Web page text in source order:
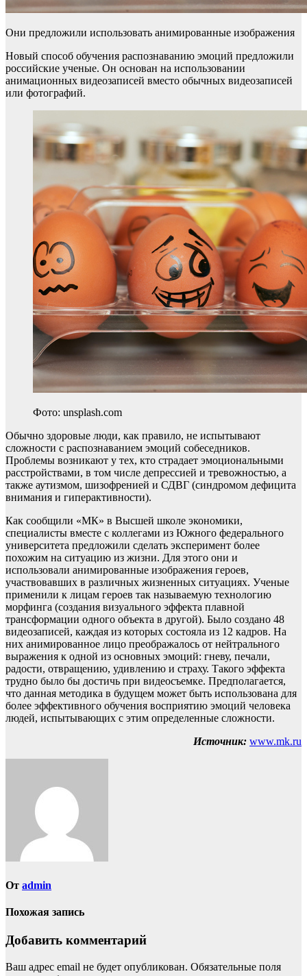
Они предложили использовать анимированные изображения
Новый способ обучения распознаванию эмоций предложили
российские ученые. Он основан на использовании
анимационных видеозаписей вместо обычных видеозаписей
или фотографий.
Фото: unsplash.com
Обычно здоровые люди, как правило, не испытывают
сложности с распознаванием эмоций собеседников.
Проблемы возникают у тех, кто страдает эмоциональными
расстройствами, в том числе депрессией и тревожностью, а
также аутизмом, шизофренией и СДВГ (синдромом дефицита
внимания и гиперактивности).
Как сообщили «МК» в Высшей школе экономики,
специалисты вместе с коллегами из Южного федерального
университета предложили сделать эксперимент более
похожим на ситуацию из жизни. Для этого они и
использовали анимированные изображения героев,
участвовавших в различных жизненных ситуациях. Ученые
применили к лицам героев так называемую технологию
морфинга (создания визуального эффекта плавной
трансформации одного объекта в другой). Было создано 48
видеозаписей, каждая из которых состояла из 12 кадров. На
них анимированное лицо преображалось от нейтрального
выражения к одной из основных эмоций: гневу, печали,
радости, отвращению, удивлению и страху. Такого эффекта
трудно было бы достичь при видеосъемке. Предполагается,
что данная методика в будущем может быть использована для
более эффективного обучения восприятию эмоций человека
людей, испытывающих с этим определенные сложности.
Источник: www.mk.ru
От admin
Похожая запись
Добавить комментарий
Ваш адрес email не будет опубликован. Обязательные поля